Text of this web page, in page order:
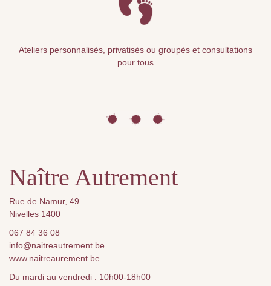
Ateliers personnalisés, privatisés ou groupés et consultations
pour tous
Naître Autrement
Rue de Namur, 49
Nivelles 1400
067 84 36 08
info@naitreautrement.be
www.naitreaurement.be
Du mardi au vendredi : 10h00-18h00